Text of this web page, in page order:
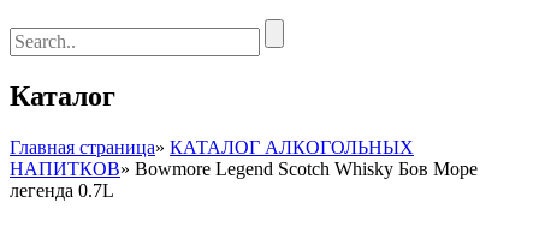
Каталог
Главная страница» КАТАЛОГ АЛКОГОЛЬНЫХ
НАПИТКОВ» Bowmore Legend Scotch Whisky Бов Море
легенда 0.7L